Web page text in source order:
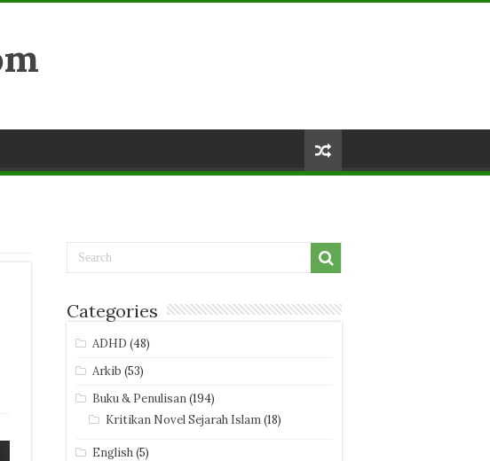
Categories
ADHD (48)
Arkib (53)
Buku & Penulisan(194)
Kritikan Novel Sejarah Islam(18)
English(5)